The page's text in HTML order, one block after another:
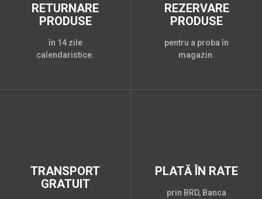
RETURNARE
PRODUSE
în 14 zile
calendaristice.
REZERVARE
PRODUSE
pentru a proba în
magazin.
TRANSPORT
GRATUIT
PLATĂ ÎN RATE
prin BRD, Banca